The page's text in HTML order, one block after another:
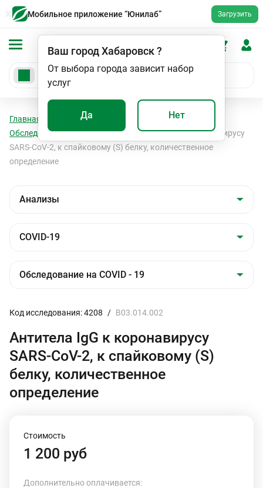
Мобильное приложение “Юнилаб” Загрузить
Ваш городХабаровск?
От выбора города зависит набор
услуг
Да Нет
Главная Анализы
COVID-19
Обследование на COVID - 19
Антитела IgG к коронавирусу
SARS-CoV-2, к спайковому (S) белку, количественное
определение
Код исследования: 4208 / B03.014.002
Антитела IgG к коронавирусу
SARS-CoV-2, к спайковому (S)
белку, количественное
определение
Стоимость
1 200 руб
Дополнительно оплачивается: